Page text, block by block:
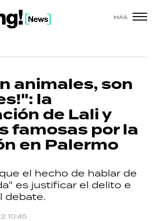
MÁS
animales, son
la
de Lali y
famosas por la
en Palermo
el hecho de hablar de
es justificar el delito e
debate.
10:45